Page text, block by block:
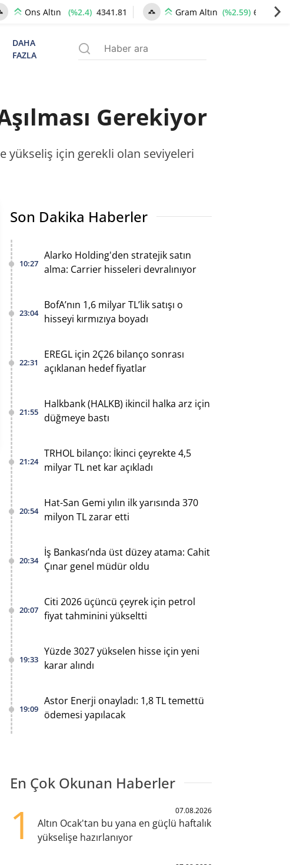
Ons Altın (%2.4) 4341.81 Gram Altın (%2.59) 6660.55
DAHA
FAZLA
Gerekiyor
yükseliş için gerekli olan seviyeleri
Son Dakika Haberler
10:27
Alarko Holding'den stratejik satın
alma: Carrier hisseleri devralınıyor
23:04
BofA’nın 1,6 milyar TL’lik satışı o
hisseyi kırmızıya boyadı
22:31
EREGL için 2Ç26 bilanço sonrası
açıklanan hedef fiyatlar
21:55
Halkbank (HALKB) ikincil halka arz için
düğmeye bastı
21:24
TRHOL bilanço: İkinci çeyrekte 4,5
milyar TL net kar açıkladı
20:54
Hat-San Gemi yılın ilk yarısında 370
milyon TL zarar etti
20:34
İş Bankası’nda üst düzey atama: Cahit
Çınar genel müdür oldu
20:07
Citi 2026 üçüncü çeyrek için petrol
fiyat tahminini yükseltti
19:33
Yüzde 3027 yükselen hisse için yeni
karar alındı
19:09
Astor Enerji onayladı: 1,8 TL temettü
ödemesi yapılacak
En Çok Okunan Haberler
1 07.08.2026
Altın Ocak'tan bu yana en güçlü haftalık
yükselişe hazırlanıyor